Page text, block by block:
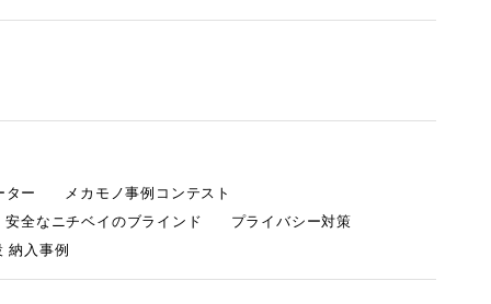
ター
メカモノ事例コンテスト
安全なニチベイのブラインド
プライバシー対策
納入事例